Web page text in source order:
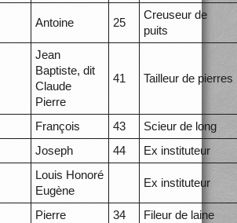
Antoine 25
Creuseur de
puits
Jean
Baptiste, dit
Claude
Pierre
41 Tailleur de pierres
François 43
Scieur de long
Joseph 44 Ex instituteur
Louis Honoré
Eugène
Ex instituteur
Pierre 34 Fileur de laine